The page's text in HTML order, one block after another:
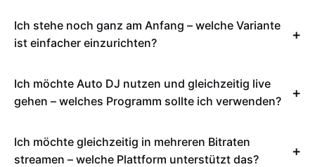
Ich stehe noch ganz am Anfang – welche Variante
ist einfacher einzurichten?
Ich möchte Auto DJ nutzen und gleichzeitig live
gehen – welches Programm sollte ich verwenden?
Ich möchte gleichzeitig in mehreren Bitraten
streamen – welche Plattform unterstützt das?